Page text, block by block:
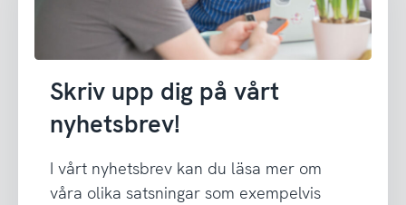
Skriv upp dig på vårt
nyhetsbrev!
I vårt nyhetsbrev kan du läsa mer om
våra olika satsningar som exempelvis